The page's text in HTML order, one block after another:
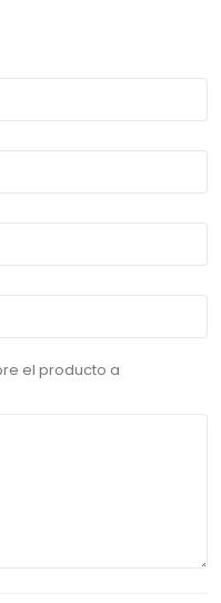
el producto a